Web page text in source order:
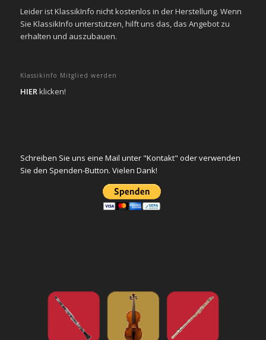
Leider ist KlassikInfo nicht kostenlos in der Herstellung. Wenn
Sie KlassikInfo unterstützen, hilft uns das, das Angebot zu
erhalten und auszubauen.
Klassikinfo Mitglied werden
HIERklicken!
Schreiben Sie uns eine Mail unter "Kontakt" oder verwenden
Sie den Spenden-Button. Vielen Dank!